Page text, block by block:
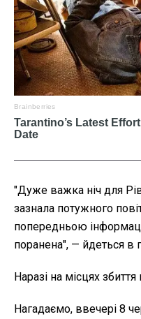
"Дуже важка ніч для
зазнала потужного
попередньою
поранена", — йдеться в
Наразі на місцях
Нагадаємо, ввечері 8